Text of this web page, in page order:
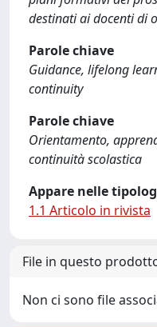
destinati ai docenti di
Parole chiave
Guidance, lifelong
continuity
Parole chiave
Orientamento,
continuità scolastica
Appare nelle
1.1 Articolo in rivista
File in questo
Non ci sono file